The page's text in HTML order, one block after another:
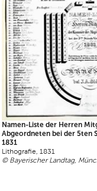
Namen-Liste der Herren
Abgeordneten bei der 5ten
1831
Lithografie, 1831
© Bayerischer Landtag,